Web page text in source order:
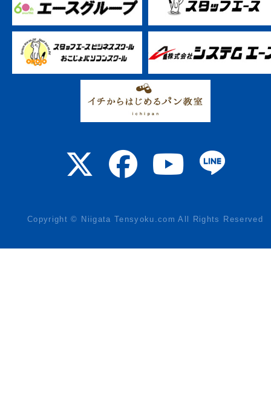
Copyright © Niigata Tensyoku.com All Rights Reserved